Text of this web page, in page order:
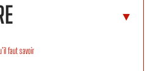
faut savoir